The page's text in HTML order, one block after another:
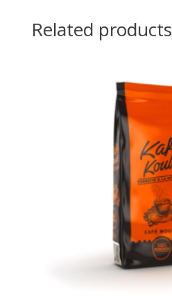
Related products